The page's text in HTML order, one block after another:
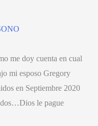
me doy cuenta en cual
mi esposo Gregory
en Septiembre 2020
…Dios le pague